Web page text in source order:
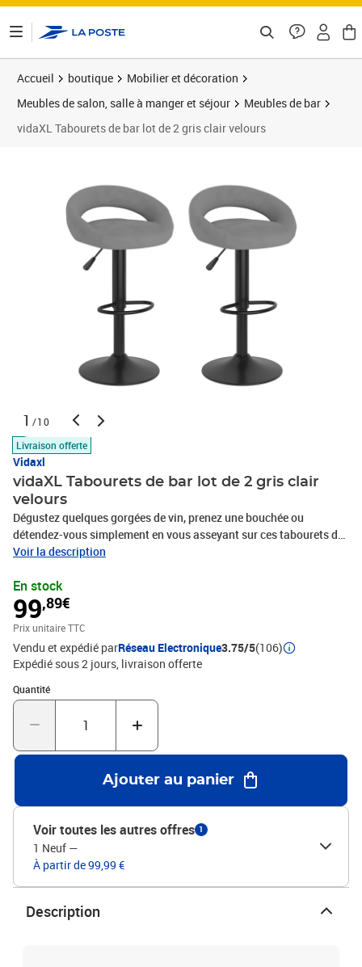
Accueil boutique
Mobilier et décoration
Meubles de salon, salle à manger et séjour
Meubles de bar
vidaXL Tabourets de bar lot de 2 gris clair velours
1 /10
Livraison offerte
Vidaxl
vidaXL Tabourets de bar lot de 2 gris clair
velours
Dégustez quelques gorgées de vin, prenez une bouchée ou
détendez-vous simplement en vous asseyant sur ces tabourets de
bar. Tapissées de velours doux au toucher, ces chaises de bar vous
poudre offre une grande robustesse, tandis que le repose-pied
intégré ajoute un plaisir d'assise supplémentaire. De plus, le
mécanisme de levage à gaz vous permet de régler la hauteur de
ces tabourets de comptoir. Ces chaises sont le complément parfait
de tout bar ou salle à manger fonctionnel.Couleur : gris
clairMatériau : velours (100 % polyester), acier enduit de
poudreDimensions totales : 45 x 43 x (75-97) cm (l x P x
H)Diamètre de la base : 38,5 cmPivotement sur 360
degrésMécanisme de levage à gazAvec repose-pied
de bar
Voir la description
En stock
99,89€
Prix unitaire TTC
Vendu et expédié parRéseau Electronique3.75/5(106)
Expédié sous 2 jours livraison offerte
Quantité
Quantité : 1
Ajouter au panier
Voir toutes les autres offres 1
1 Neuf —
À partir de 99,99 €
Description